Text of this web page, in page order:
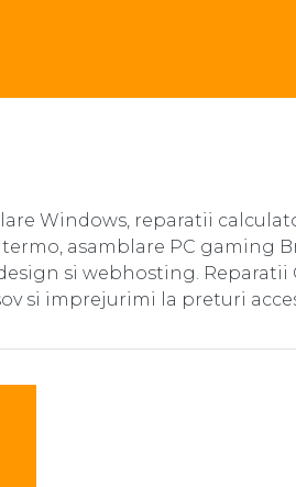
Windows, reparatii
asamblare PC gaming
si webhosting. Reparatii
si imprejurimi la preturi